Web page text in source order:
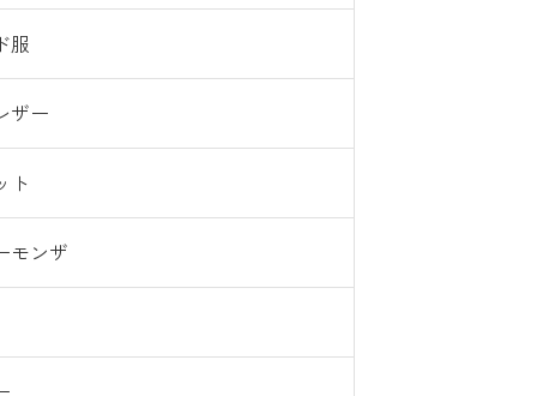
服
ザー
ト
モンザ